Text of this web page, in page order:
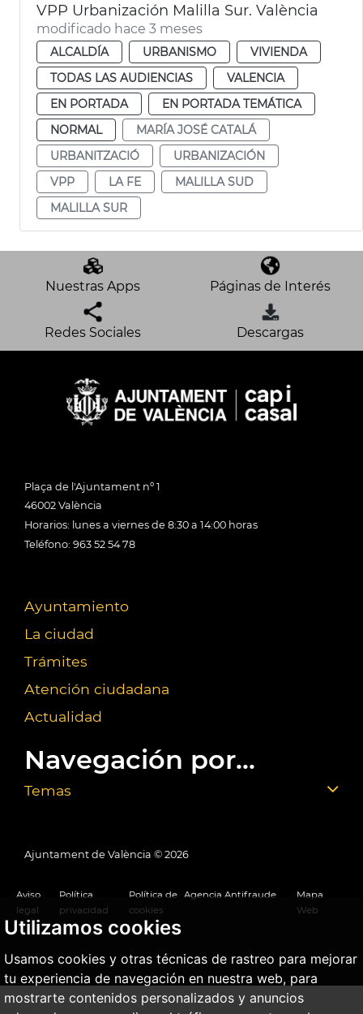
Utilizamos cookies
Usamos cookies y otras técnicas de rastreo para mejorar
tu experiencia de navegación en nuestra web, para
mostrarte contenidos personalizados y anuncios
VPP Urbanización Malilla Sur. València
modificado hace 3 meses
ALCALDÍA URBANISMO
VIVIENDA
TODAS LAS AUDIENCIAS
VALENCIA
EN PORTADA
EN PORTADA TEMÁTICA
NORMAL
MARÍA JOSÉ CATALÁ
URBANITZACIÓ
URBANIZACIÓN
VPP
LA FE
MALILLA SUD
MALILLA SUR
Nuestras Apps Páginas de Interés
Redes Sociales Descargas
Plaça de l'Ajuntament nº 1
46002 València
Horarios: lunes a viernes de 8:30 a 14:00 horas
Teléfono: 963 52 54 78
Ayuntamiento
La ciudad
Trámites
Atención ciudadana
Actualidad
Navegación por...
Temas
Ajuntament de València © 2026
Aviso
legal
Política
privacidad
Política de
cookies
Agencia Antifraude
Mapa
Web